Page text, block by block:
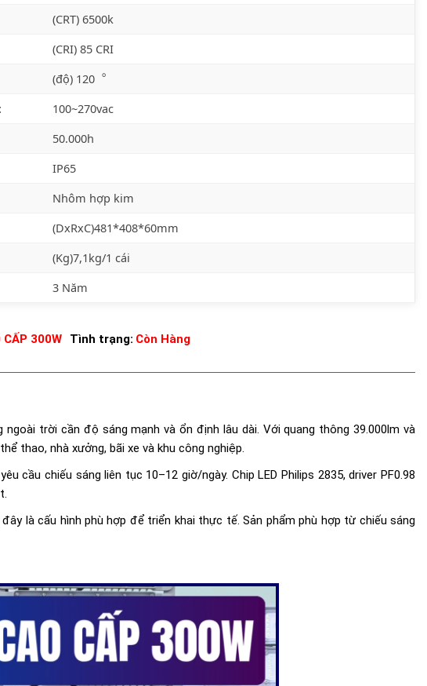
(CRT) 6500k
(CRI) 85 CRI
(độ) 120︒
100~270vac
50.000h
IP65
Nhôm hợp kim
(DxRxC)481*408*60mm
(Kg)7,1kg/1 cái
3 Năm
CẤP 300W Tình trạng: Còn Hàng
trời cần độ sáng mạnh và ổn định lâu dài. Với quang thông 39.000lm và
thao, nhà xưởng, bãi xe và khu công nghiệp.
cầu chiếu sáng liên tục 10–12 giờ/ngày. Chip LED Philips 2835, driver PF0.98
là cấu hình phù hợp để triển khai thực tế. Sản phẩm phù hợp từ chiếu sáng